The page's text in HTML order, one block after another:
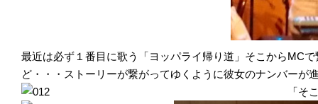
最近は必ず１番目に歌う「ヨッパライ帰り道」そこからMC
ど・・・ストーリーが繋がってゆくように彼女のナンバー
「そ